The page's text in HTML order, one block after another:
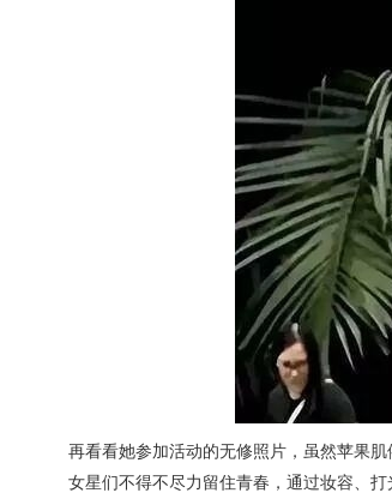
再看看她参加活动的无修照片，虽然苹果
女星们不得不尽力留住青春，通过妆容、